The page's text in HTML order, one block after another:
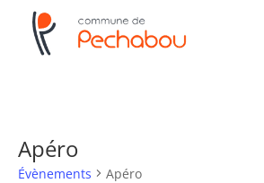
Apéro
Évènements Apéro